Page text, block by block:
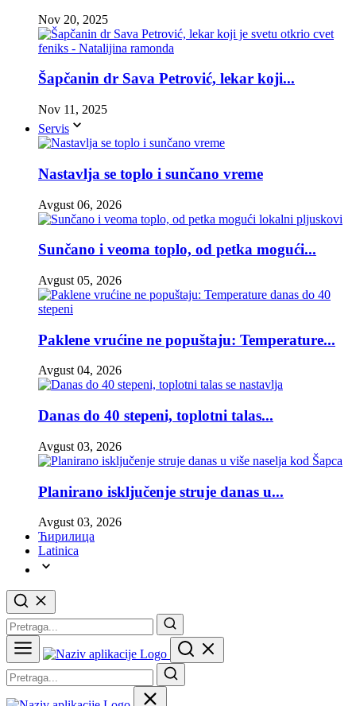
Nov 20, 2025
Šapčanin dr Sava Petrović, lekar koji...
Nov 11, 2025
Servis
Nastavlja se toplo i sunčano vreme
Avgust 06, 2026
Sunčano i veoma toplo, od petka mogući...
Avgust 05, 2026
Paklene vrućine ne popuštaju: Temperature...
Avgust 04, 2026
Danas do 40 stepeni, toplotni talas...
Avgust 03, 2026
Planirano isključenje struje danas u...
Avgust 03, 2026
Ћирилица
Latinica